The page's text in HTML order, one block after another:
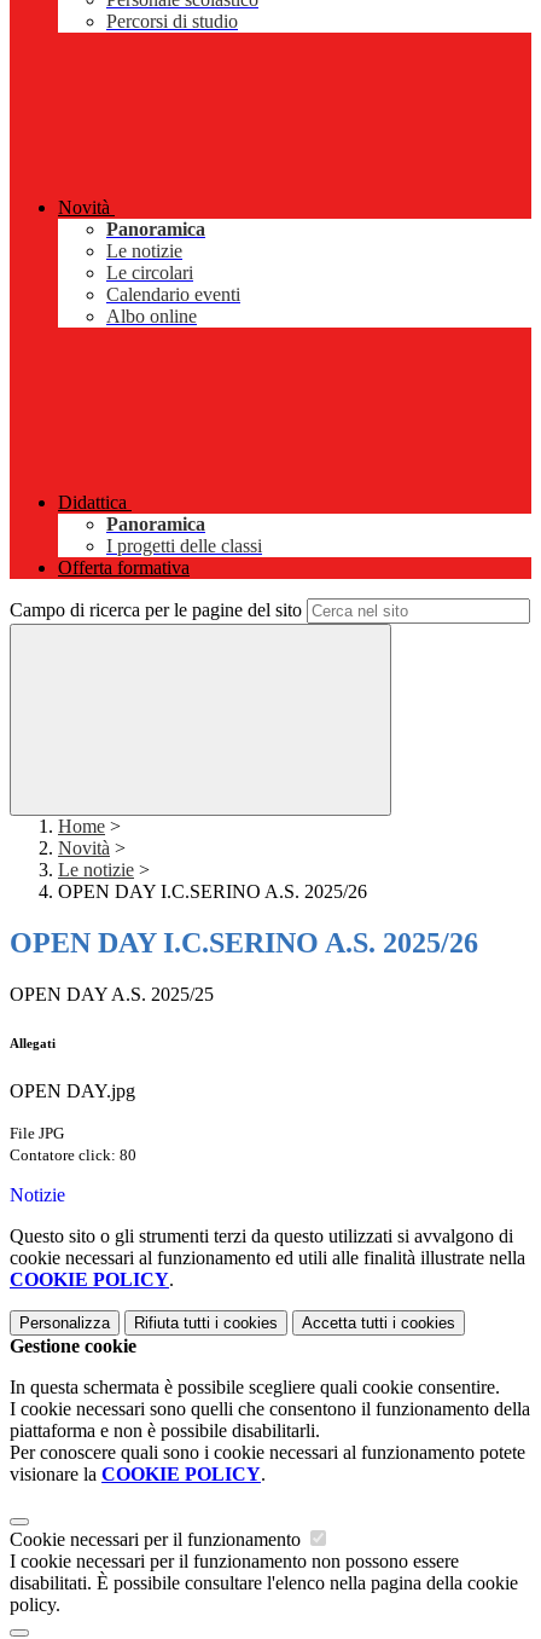
Percorsi di studio
Novità
Panoramica
Le notizie
Le circolari
Calendario eventi
Albo online
Didattica
Panoramica
I progetti delle classi
Offerta formativa
Campo di ricerca per le pagine del sito
Home >
Novità >
Le notizie >
OPEN DAY I.C.SERINO A.S. 2025/26
OPEN DAY I.C.SERINO A.S. 2025/26
OPEN DAY A.S. 2025/25
Allegati
OPEN DAY.jpg
File JPG
Contatore click: 80
Notizie
Questo sito o gli strumenti terzi da questo utilizzati si avvalgono di
cookie necessari al funzionamento ed utili alle finalità illustrate nella
COOKIE POLICY.
Personalizza Rifiuta tutti i cookies Accetta tutti i cookies
Gestione cookie
In questa schermata è possibile scegliere quali cookie consentire.
I cookie necessari sono quelli che consentono il funzionamento della
piattaforma e non è possibile disabilitarli.
Per conoscere quali sono i cookie necessari al funzionamento potete
visionare la COOKIE POLICY.
Cookie necessari per il funzionamento
I cookie necessari per il funzionamento non possono essere
disabilitati. È possibile consultare l'elenco nella pagina della cookie
policy.